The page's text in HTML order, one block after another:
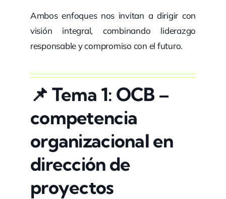
Ambos enfoques nos invitan a dirigir con
visión integral, combinando liderazgo
responsable y compromiso con el futuro.
📌 Tema 1: OCB –
competencia
organizacional en
dirección de
proyectos